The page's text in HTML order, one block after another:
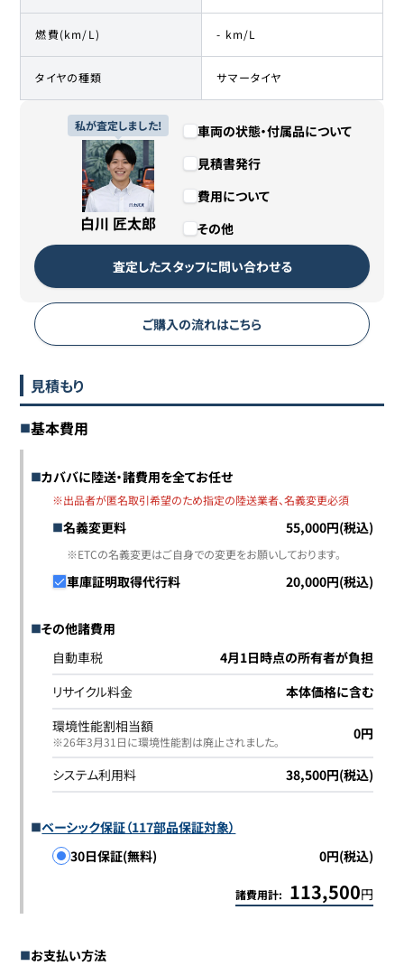
燃費(km/L) - km/L
タイヤの種類 サマータイヤ
私が査定しました!
白川 匠太郎
車両の状態・付属品について
見積書発行
費用について
その他
査定したスタッフに問い合わせる
ご購入の流れはこちら
見積もり
基本費用
カババに陸送・諸費用を全てお任せ
※出品者が匿名取引希望のため指定の陸送業者、名義変更必須
名義変更料 55,000円(税込)
※ETCの名義変更はご自身での変更をお願いしております。
車庫証明取得代行料 20,000円(税込)
その他諸費用
自動車税
4月1日時点の所有者が負担
リサイクル料金
本体価格に含む
環境性能割相当額
※26年3月31日に環境性能割は廃止されました｡ 0円
システム利用料 38,500円(税込)
ベーシック保証（117部品保証対象）
30日保証(無料)
0円(税込)
諸費用計: 113,500円
お支払い方法